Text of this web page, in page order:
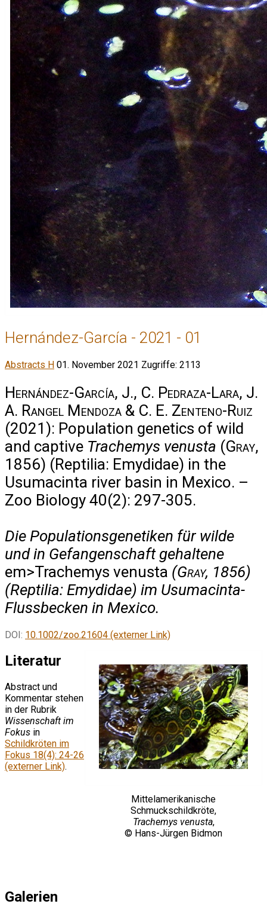
Hernández-García - 2021 - 01
Abstracts H 01. November 2021 Zugriffe: 2113
Hernández-García, J., C. Pedraza-Lara, J.
A. Rangel Mendoza & C. E. Zenteno-Ruiz
(2021): Population genetics of wild
and captive Trachemys venusta (Gray,
1856) (Reptilia: Emydidae) in the
Usumacinta river basin in Mexico. –
Zoo Biology 40(2): 297-305.
Die Populationsgenetiken für wilde
und in Gefangenschaft gehaltene
em>Trachemys venusta (Gray, 1856)
(Reptilia: Emydidae) im Usumacinta-
Flussbecken in Mexico.
DOI: 10.1002/zoo.21604 (externer Link)
Mittelamerikanische
Schmuckschildkröte,
Trachemys venusta,
© Hans-Jürgen Bidmon
Literatur
Abstract und
Kommentar stehen
in der Rubrik
Wissenschaft im
Fokus in
Schildkröten im
Fokus 18(4): 24-26
(externer Link).
Galerien